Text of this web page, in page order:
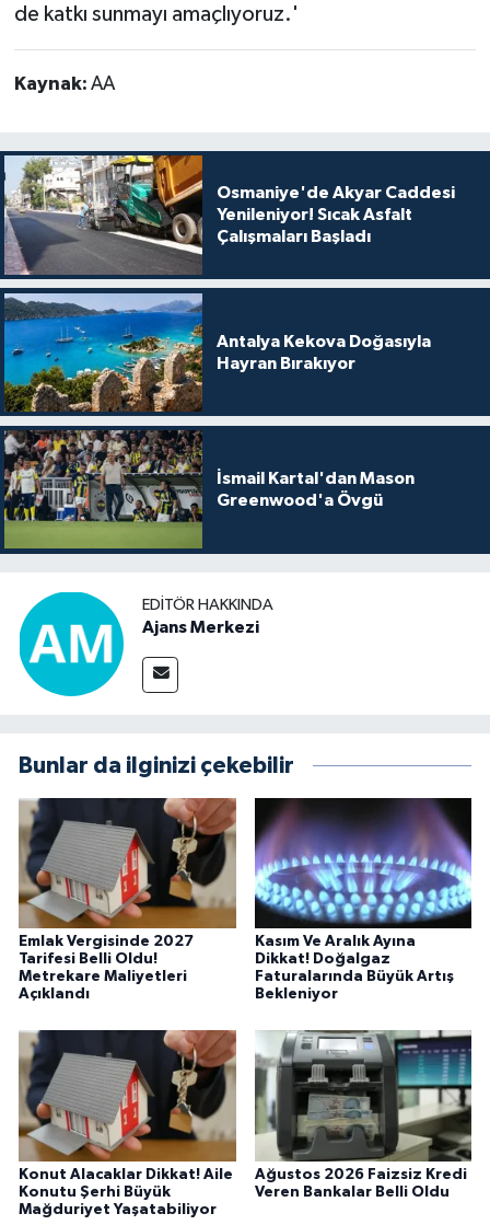
de katkı sunmayı amaçlıyoruz.'
Kaynak: AA
Osmaniye'de Akyar Caddesi
Yenileniyor! Sıcak Asfalt
Çalışmaları Başladı
Antalya Kekova Doğasıyla
Hayran Bırakıyor
İsmail Kartal'dan Mason
Greenwood'a Övgü
EDITÖR HAKKINDA
Ajans Merkezi
Bunlar da ilginizi çekebilir
Emlak Vergisinde 2027
Tarifesi Belli Oldu!
Metrekare Maliyetleri
Açıklandı
Kasım Ve Aralık Ayına
Dikkat! Doğalgaz
Faturalarında Büyük Artış
Bekleniyor
Konut Alacaklar Dikkat! Aile
Konutu Şerhi Büyük
Mağduriyet Yaşatabiliyor
Ağustos 2026 Faizsiz Kredi
Veren Bankalar Belli Oldu